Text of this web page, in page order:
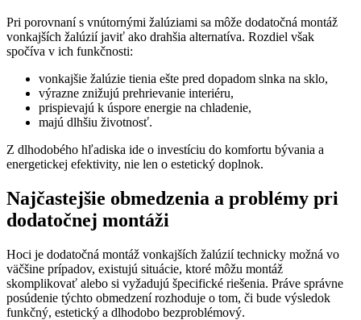
Pri porovnaní s vnútornými žalúziami sa môže dodatočná montáž
vonkajších žalúzií javiť ako drahšia alternatíva. Rozdiel však
spočíva v ich funkčnosti:
vonkajšie žalúzie tienia ešte pred dopadom slnka na sklo,
výrazne znižujú prehrievanie interiéru,
prispievajú k úspore energie na chladenie,
majú dlhšiu životnosť.
Z dlhodobého hľadiska ide o investíciu do komfortu bývania a
energetickej efektivity, nie len o estetický doplnok.
Najčastejšie obmedzenia a problémy pri
dodatočnej montáži
Hoci je dodatočná montáž vonkajších žalúzií technicky možná vo
väčšine prípadov, existujú situácie, ktoré môžu montáž
skomplikovať alebo si vyžadujú špecifické riešenia. Práve správne
posúdenie týchto obmedzení rozhoduje o tom, či bude výsledok
funkčný, estetický a dlhodobo bezproblémový.